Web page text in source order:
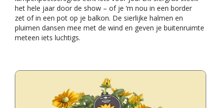
het hele jaar door de show – of je ‘m nou in een border
zet of in een pot op je balkon. De sierlijke halmen en
pluimen dansen mee met de wind en geven je buitenruimte
meteen iets luchtigs.